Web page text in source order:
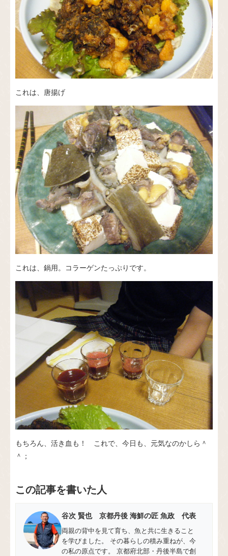
これは、唐揚げ
これは、鍋用。コラーゲンたっぷりです。
もちろん、活き血も！ これで、今日も、元気なのかしら＾
＾；
この記事を書いた人
谷次 賢也 京都丹後 海鮮の匠 魚政 代表
両親の背中を見て育ち、魚と共に生きること
を学びました。 その暮らしの積み重ねが、今
の私の原点です。 京都府北部・丹後半島で創